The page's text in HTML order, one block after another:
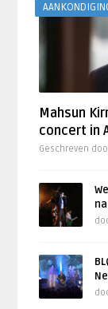
Mahsun
concert in
Geschreven